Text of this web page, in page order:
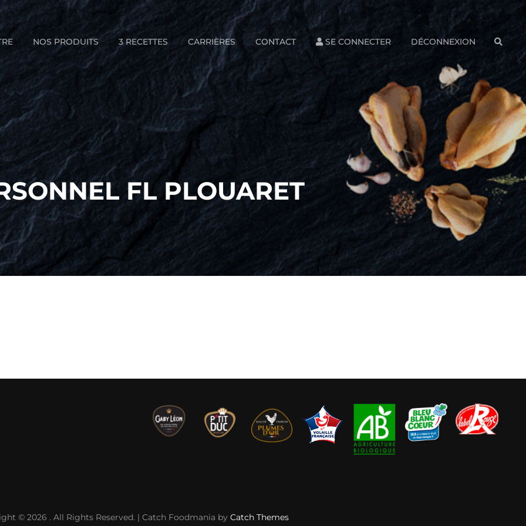
NOS PRODUITS 3 RECETTES CARRIÈRES CONTACT SE CONNECTER DÉCONNEXION
FL PLOUARET
© 2026 . All Rights Reserved. | Catch Foodmania by Catch Themes